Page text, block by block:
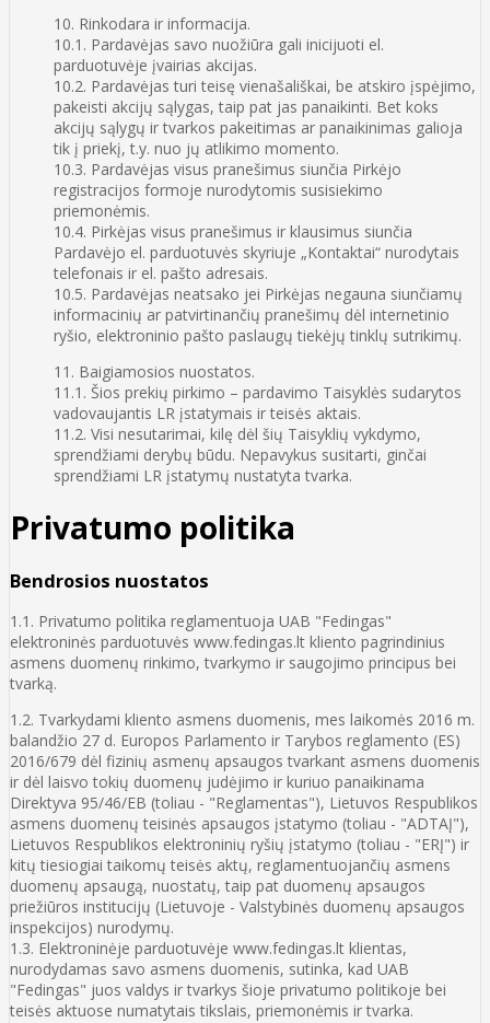
10. Rinkodara ir informacija.
10.1. Pardavėjas savo nuožiūra gali inicijuoti el.
parduotuvėje įvairias akcijas.
10.2. Pardavėjas turi teisę vienašališkai, be atskiro įspėjimo,
pakeisti akcijų sąlygas, taip pat jas panaikinti. Bet koks
akcijų sąlygų ir tvarkos pakeitimas ar panaikinimas galioja
tik į priekį, t.y. nuo jų atlikimo momento.
10.3. Pardavėjas visus pranešimus siunčia Pirkėjo
registracijos formoje nurodytomis susisiekimo
priemonėmis.
10.4. Pirkėjas visus pranešimus ir klausimus siunčia
Pardavėjo el. parduotuvės skyriuje „Kontaktai“ nurodytais
telefonais ir el. pašto adresais.
10.5. Pardavėjas neatsako jei Pirkėjas negauna siunčiamų
informacinių ar patvirtinančių pranešimų dėl internetinio
ryšio, elektroninio pašto paslaugų tiekėjų tinklų sutrikimų.
11. Baigiamosios nuostatos.
11.1. Šios prekių pirkimo – pardavimo Taisyklės sudarytos
vadovaujantis LR įstatymais ir teisės aktais.
11.2. Visi nesutarimai, kilę dėl šių Taisyklių vykdymo,
sprendžiami derybų būdu. Nepavykus susitarti, ginčai
sprendžiami LR įstatymų nustatyta tvarka.
Privatumo politika
Bendrosios nuostatos
1.1. Privatumo politika reglamentuoja UAB "Fedingas"
elektroninės parduotuvės www.fedingas.lt kliento pagrindinius
asmens duomenų rinkimo, tvarkymo ir saugojimo principus bei
tvarką.
1.2. Tvarkydami kliento asmens duomenis, mes laikomės 2016 m.
balandžio 27 d. Europos Parlamento ir Tarybos reglamento (ES)
2016/679 dėl fizinių asmenų apsaugos tvarkant asmens duomenis
ir dėl laisvo tokių duomenų judėjimo ir kuriuo panaikinama
Direktyva 95/46/EB (toliau - "Reglamentas"), Lietuvos Respublikos
asmens duomenų teisinės apsaugos įstatymo (toliau - "ADTAĮ"),
Lietuvos Respublikos elektroninių ryšių įstatymo (toliau - "ERĮ") ir
kitų tiesiogiai taikomų teisės aktų, reglamentuojančių asmens
duomenų apsaugą, nuostatų, taip pat duomenų apsaugos
priežiūros institucijų (Lietuvoje - Valstybinės duomenų apsaugos
inspekcijos) nurodymų.
1.3. Elektroninėje parduotuvėje www.fedingas.lt klientas,
nurodydamas savo asmens duomenis, sutinka, kad UAB
"Fedingas" juos valdys ir tvarkys šioje privatumo politikoje bei
teisės aktuose numatytais tikslais, priemonėmis ir tvarka.